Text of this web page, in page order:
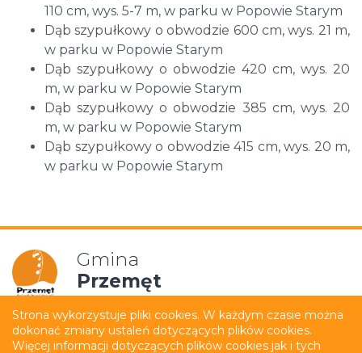
110 cm, wys. 5-7 m, w parku w Popowie Starym
Dąb szypułkowy o obwodzie 600 cm, wys. 21 m,
w parku w Popowie Starym
Dąb szypułkowy o obwodzie 420 cm, wys. 20
m, w parku w Popowie Starym
Dąb szypułkowy o obwodzie 385 cm, wys. 20
m, w parku w Popowie Starym
Dąb szypułkowy o obwodzie 415 cm, wys. 20 m,
w parku w Popowie Starym
Gmina
Przemęt
Mapa strony Polityka prywatności
Strona wykorzystuje pliki cookies. W każdym czasie można
dokonać zmiany ustaleń dotyczących plików cookies.
Więcej informacji dotyczących plików cookies jak i tych